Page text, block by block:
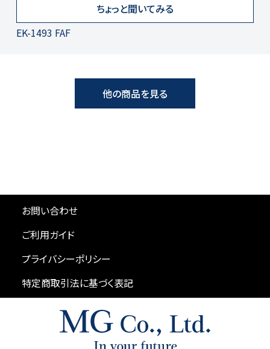
ちょっと聞いてみる
EK-1493 FAF
他の商品を見る
お問い合わせ
ご利用ガイド
プライバシーポリシー
特定商取引法に基づく表記